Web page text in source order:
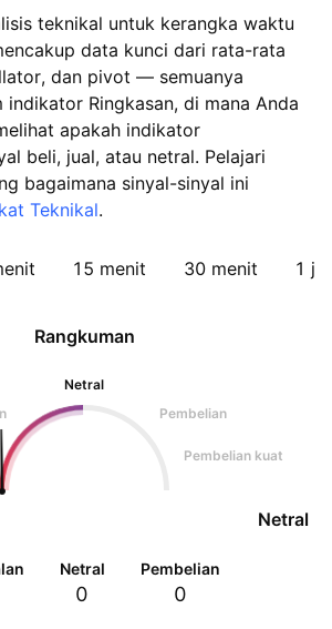
teknikal untuk kerangka waktu
data kunci dari rata-rata
dan pivot — semuanya
indikator Ringkasan, di mana Anda
apakah indikator
beli, jual, atau netral. Pelajari
bagaimana sinyal-sinyal ini
Teknikal.
15 menit 30 menit 1
Rangkuman
Netral
Pembelian
Pembelian kuat
Netral
Netral
0
Pembelian
0